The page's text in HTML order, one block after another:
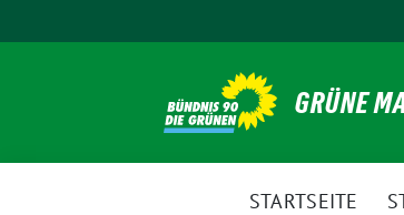
zum
GRÜNE
STARTSEITE